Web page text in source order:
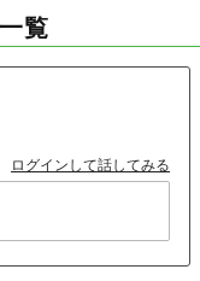
覧
ログインして話してみる